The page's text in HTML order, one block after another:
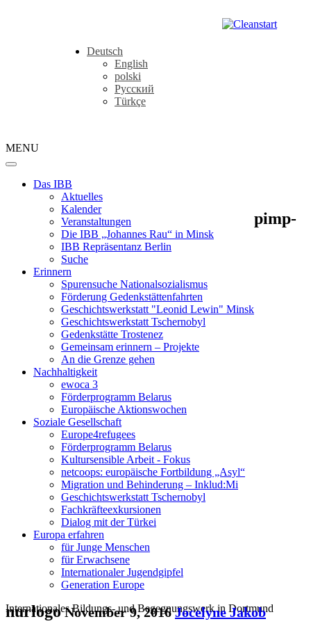
Deutsch
English
polski
Русский
Türkçe
MENU
Das IBB
Aktuelles
Kalender
Veranstaltungen
Die IBB „Johannes Rau“ in Minsk
IBB Repräsentanz Berlin
Suche
Erinnern
Spurensuche Nationalsozialismus
Förderung Gedenkstättenfahrten
Geschichtswerkstatt "Leonid Lewin" Minsk
Geschichtswerkstatt Tschernobyl
Gedenkstätte Trostenez
Gemeinsam erinnern – Projekte
An die Grenze gehen
Nachhaltigkeit
ewoca 3
Förderprogramm Belarus
Europäische Aktionswochen
Soziale Gesellschaft
Europe4refugees
Förderprogramm Belarus
Kultursensible Arbeit - Fokus
netcoops: europäische Fortbildung „Asyl“
Migration und Behinderung – Inklud:Mi
Geschichtswerkstatt Tschernobyl
Fachkräfteexkursionen
Dialog mit der Türkei
Europa erfahren
für Junge Menschen
für Erwachsene
Internationaler Jugendgipfel
Generation Europe
Internationales Bildungs- und Begegnungswerk in Dortmund
pimp-
nurlogoNovember 9, 2016 Jocelyne Jakob